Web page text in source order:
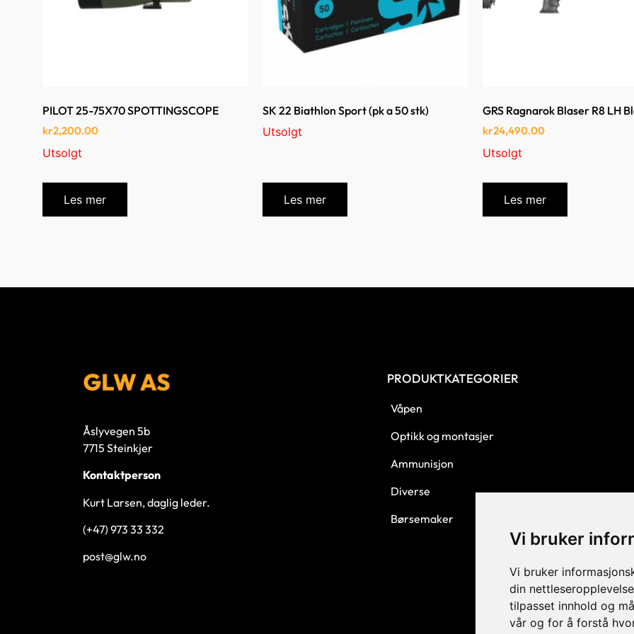
Vi bruker
Vi bruker
din
tilpasset innhold og
vår og for å forstå
PILOT 25-75X70 SPOTTINGSCOPE
kr2,200.00
Utsolgt
Les mer
SK 22 Biathlon Sport (pk a 50 stk)
Utsolgt
Les mer
GRS Ragnarok Blaser R8 LH
kr24,490.00
Utsolgt
Les mer
Åslyvegen 5b
7715 Steinkjer
Kontaktperson
Kurt Larsen, daglig leder.
(+47) 973 33 332
post@glw.no
PRODUKTKATEGORIER
Våpen
Optikk og montasjer
Ammunisjon
Diverse
Børsemaker